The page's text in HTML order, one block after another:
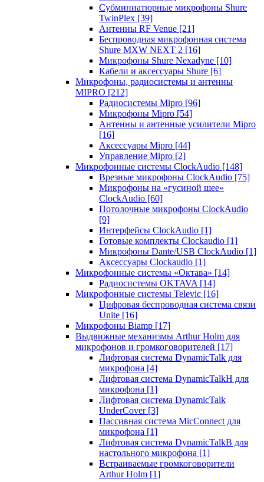
Субминиатюрные микрофоны Shure
TwinPlex [39]
Антенны RF Venue [21]
Беспроводная микрофонная система
Shure MXW NEXT 2 [16]
Микрофоны Shure Nexadyne [10]
Кабели и аксессуары Shure [6]
Микрофоны, радиосистемы и антенны
MIPRO [212]
Радиосистемы Mipro [96]
Микрофоны Mipro [54]
Антенны и антенные усилители Mipro
[16]
Аксессуары Mipro [44]
Управление Mipro [2]
Микрофонные системы ClockAudio [148]
Врезные микрофоны ClockAudio [75]
Микрофоны на «гусиной шее»
ClockAudio [60]
Потолочные микрофоны ClockAudio
[9]
Интерфейсы ClockAudio [1]
Готовые комплекты Clockaudio [1]
Микрофоны Dante/USB ClockAudio [1]
Аксессуары Clockaudio [1]
Микрофонные системы «Октава» [14]
Радиосистемы OKTAVA [14]
Микрофонные системы Televic [16]
Цифровая беспроводная система связи
Unite [16]
Микрофоны Biamp [17]
Выдвижные механизмы Arthur Holm для
микрофонов и громкоговорителей [17]
Лифтовая система DynamicTalk для
микрофона [4]
Лифтовая система DynamicTalkH для
микрофона [1]
Лифтовая система DynamicTalk
UnderCover [3]
Пассивная система MicConnect для
микрофона [1]
Лифтовая система DynamicTalkB для
настольного микрофона [1]
Встраиваемые громкоговорители
Arthur Holm [1]